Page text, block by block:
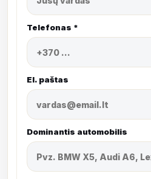
Telefonas *
El. paštas
Dominantis automobilis